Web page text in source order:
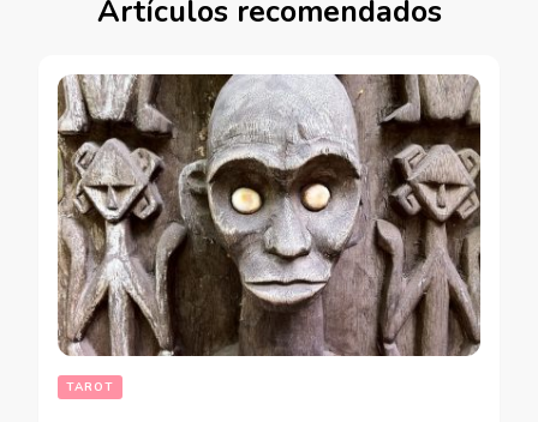
Artículos recomendados
TAROT